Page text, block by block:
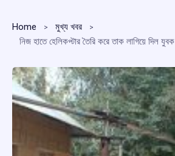
Home
মুখ্য খবর
নিজ হাতে হেলিকপ্টার তৈরি করে তাক লাগিয়ে দিল যুবক